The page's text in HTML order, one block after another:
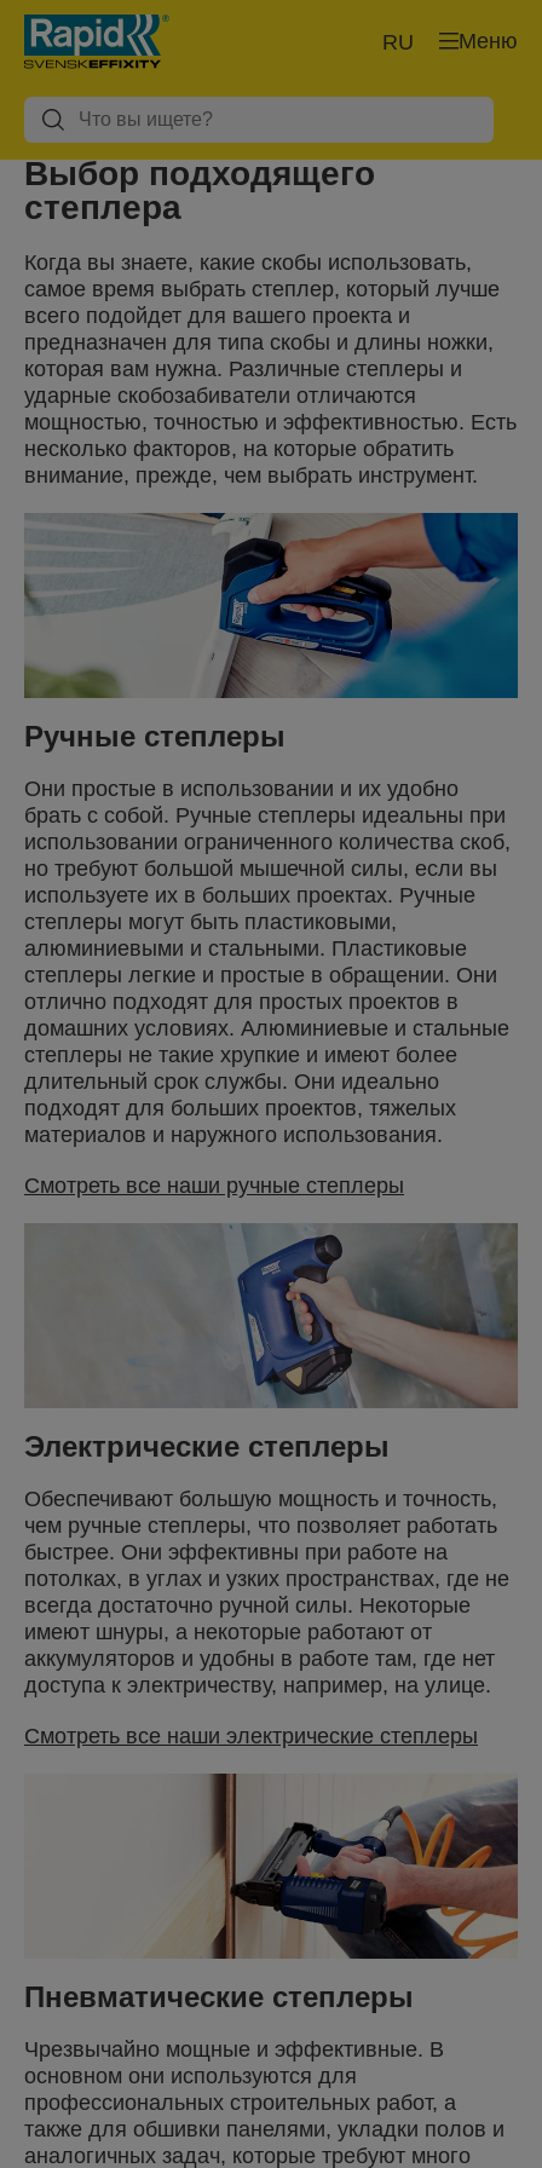
Меню
RU
Выбор подходящего
степлера
Когда вы знаете, какие скобы использовать,
самое время выбрать степлер, который лучше
всего подойдет для вашего проекта и
предназначен для типа скобы и длины ножки,
которая вам нужна. Различные степлеры и
ударные скобозабиватели отличаются
мощностью, точностью и эффективностью. Есть
несколько факторов, на которые обратить
внимание, прежде, чем выбрать инструмент.
Ручные степлеры
Они простые в использовании и их удобно
брать с собой. Ручные степлеры идеальны при
использовании ограниченного количества скоб,
но требуют большой мышечной силы, если вы
используете их в больших проектах. Ручные
степлеры могут быть пластиковыми,
алюминиевыми и стальными. Пластиковые
степлеры легкие и простые в обращении. Они
отлично подходят для простых проектов в
домашних условиях. Алюминиевые и стальные
степлеры не такие хрупкие и имеют более
длительный срок службы. Они идеально
подходят для больших проектов, тяжелых
материалов и наружного использования.
Смотреть все наши ручные степлеры
Электрические степлеры
Обеспечивают большую мощность и точность,
чем ручные степлеры, что позволяет работать
быстрее. Они эффективны при работе на
потолках, в углах и узких пространствах, где не
всегда достаточно ручной силы. Некоторые
имеют шнуры, а некоторые работают от
аккумуляторов и удобны в работе там, где нет
доступа к электричеству, например, на улице.
Смотреть все наши электрические степлеры
Пневматические степлеры
Чрезвычайно мощные и эффективные. В
основном они используются для
профессиональных строительных работ, а
также для обшивки панелями, укладки полов и
аналогичных задач, которые требуют много